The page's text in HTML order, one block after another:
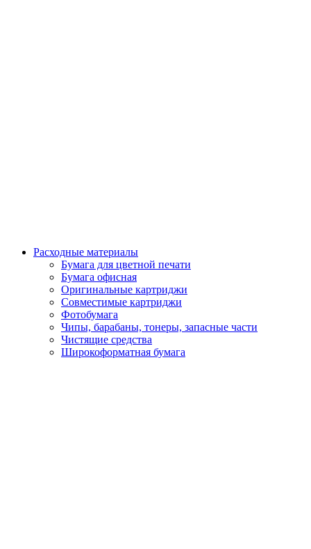
Расходные материалы
Бумага для цветной печати
Бумага офисная
Оригинальные картриджи
Совместимые картриджи
Фотобумага
Чипы, барабаны, тонеры, запасные части
Чистящие средства
Широкоформатная бумага